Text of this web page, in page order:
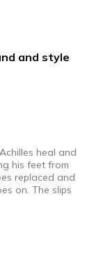
and style
heal and
his feet from
replaced and
on. The slips